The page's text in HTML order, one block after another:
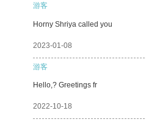
游客
Horny Shriya called you
2023-01-08
游客
Hello,? Greetings fr
2022-10-18